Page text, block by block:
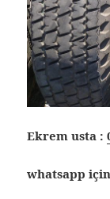
Ekrem usta :
whatsapp